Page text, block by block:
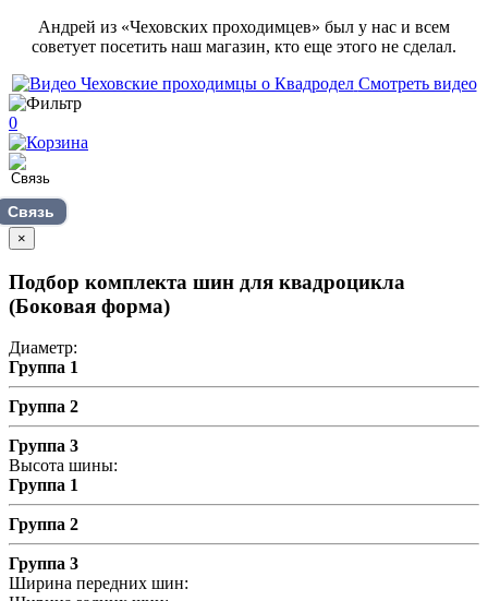
Андрей из «Чеховских проходимцев» был у нас и всем
советует посетить наш магазин, кто еще этого не сделал.
Смотреть видео
0
Связь
×
Подбор комплекта шин для квадроцикла
(Боковая форма)
Диаметр:
Группа 1
Группа 2
Группа 3
Высота шины:
Группа 1
Группа 2
Группа 3
Ширина передних шин: